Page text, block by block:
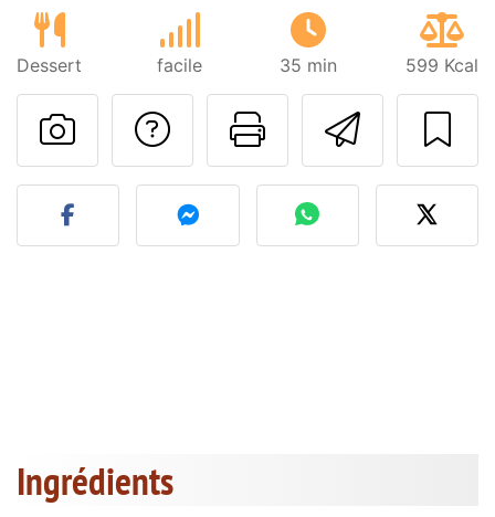
Dessert facile 35 min 599 Kcal
Imprimer
Poser une
Publier votre photo de
Ingrédients